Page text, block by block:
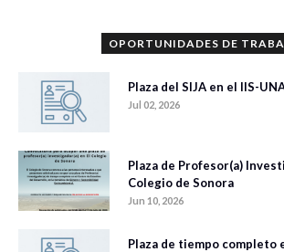
OPORTUNIDADES DE
Plaza del SIJA en el IIS-
Jul 02, 2026
Plaza de Profesor(a)
Colegio de Sonora
Jun 10, 2026
Plaza de tiempo completo